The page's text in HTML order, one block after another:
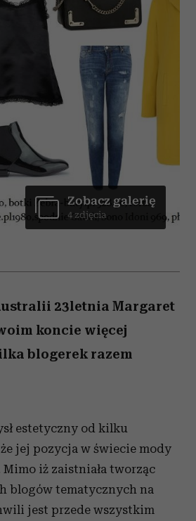
Zobacz galerię
4 zdjęcia
23letnia Margaret
koncie więcej
blogerek razem
estetyczny od kilku
jej pozycja w świecie mody
Mimo iż zaistniała tworząc
blogów tematycznych na
jest przede wszystkim